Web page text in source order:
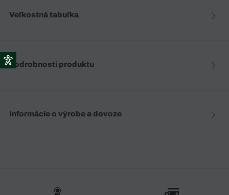
Veľkostná tabuľka
Podrobnosti produktu
Informácie o výrobe a dovoze